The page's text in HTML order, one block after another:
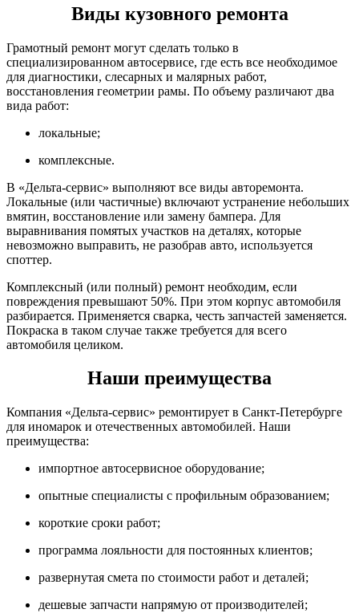
Виды кузовного ремонта
Грамотный ремонт могут сделать только в
специализированном автосервисе, где есть все необходимое
для диагностики, слесарных и малярных работ,
восстановления геометрии рамы. По объему различают два
вида работ:
локальные;
комплексные.
В «Дельта-сервис» выполняют все виды авторемонта.
Локальные (или частичные) включают устранение небольших
вмятин, восстановление или замену бампера. Для
выравнивания помятых участков на деталях, которые
невозможно выправить, не разобрав авто, используется
споттер.
Комплексный (или полный) ремонт необходим, если
повреждения превышают 50%. При этом корпус автомобиля
разбирается. Применяется сварка, честь запчастей заменяется.
Покраска в таком случае также требуется для всего
автомобиля целиком.
Наши преимущества
Компания «Дельта-сервис» ремонтирует в Санкт-Петербурге
для иномарок и отечественных автомобилей. Наши
преимущества:
импортное автосервисное оборудование;
опытные специалисты с профильным образованием;
короткие сроки работ;
программа лояльности для постоянных клиентов;
развернутая смета по стоимости работ и деталей;
дешевые запчасти напрямую от производителей;